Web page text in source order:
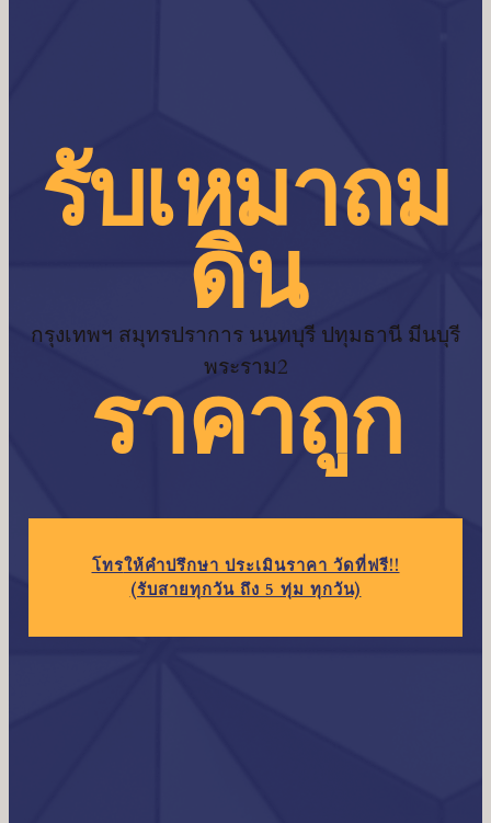
รับเหมาถม
ดิน
กรุงเทพฯ สมุทรปราการ นนทบุรี ปทุมธานี มีนบุรี
พระราม2
ราคาถูก
โทรให้คำปรึกษา ประเมินราคา วัดที่ฟรี!!
(รับสายทุกวัน ถึง 5 ทุ่ม ทุกวัน)